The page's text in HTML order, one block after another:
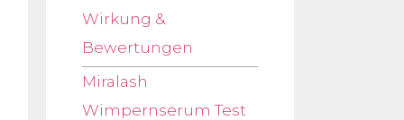
Wirkung &
Bewertungen
Miralash
Wimpernserum Test